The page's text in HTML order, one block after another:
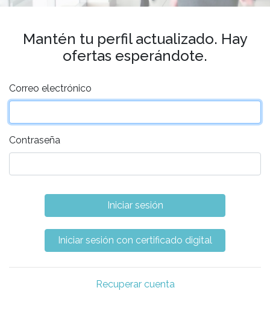
Mantén tu perfil actualizado. Hay
ofertas esperándote.
Correo electrónico
Contraseña
Recuperar cuenta